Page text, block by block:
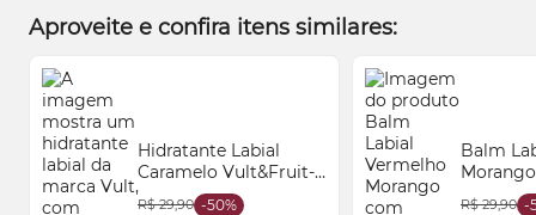
Aproveite e confira itens similares:
Hidratante Labial
Caramelo Vult&Fruit-
tella® 8ml
R$ 29,90 -50%
Balm
R$ 29,90 -